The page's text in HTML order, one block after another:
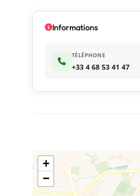
+
−
Informations
TÉLÉPHONE
+33 4 68 53 41 47